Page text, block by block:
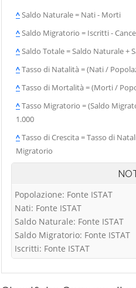
^Saldo Naturale = Nati - Morti
^Saldo Migratorio = Iscritti -
^Saldo Totale = Saldo Naturale +
^Tasso di Natalità = (Nati /
^Tasso di Mortalità = (Morti /
^Tasso Migratorio = (Saldo
1.000
^Tasso di Crescita = Tasso di
Migratorio
Popolazione: Fonte ISTAT
Nati: Fonte ISTAT
Saldo Naturale: Fonte ISTAT
Saldo Migratorio: Fonte ISTAT
Iscritti: Fonte ISTAT